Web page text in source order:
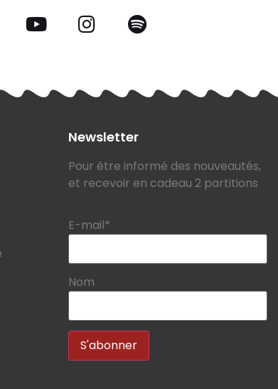
Newsletter
Pour être informé des nouveautés,
et recevoir en cadeau 2 partitions
E-mail*
Nom